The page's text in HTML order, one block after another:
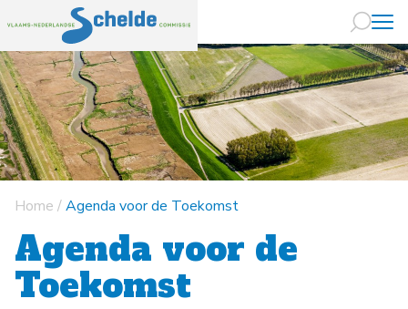
Naar
Home /Agenda voor de Toekomst
Agenda voor de
Toekomst